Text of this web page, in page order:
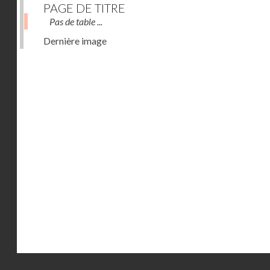
PAGE DE TITRE
Pas de table ...
Dernière image